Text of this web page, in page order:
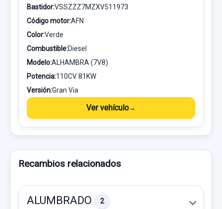
Bastidor:VSSZZZ7MZXV511973
Código motor:AFN
Color:Verde
Combustible:Diesel
Modelo:ALHAMBRA (7V8)
Potencia:110CV 81KW
Versión:Gran Via
Ver vehículo
Recambios relacionados
ALUMBRADO 2